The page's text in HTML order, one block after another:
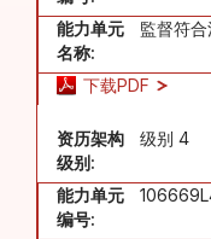
能力单元
名称:
監督符
下载PDF
资历架构
级别:
级别 4
能力单元
编号: